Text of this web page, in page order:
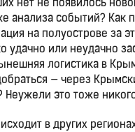
нет не появилось
анализа событий? Как
на полуострове за
удачно или неудачно
логистика в
— через
Неужели это тоже
в других